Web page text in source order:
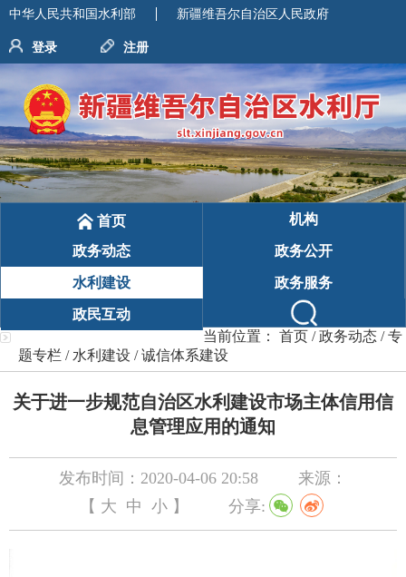
中华人民共和国水利部 新疆维吾尔自治区人民政府
登录 注册
首页 机构
政务动态 政务公开
水利建设 政务服务
政民互动
当前位置： 首页 /政务动态 /专
题专栏 /水利建设 /诚信体系建设
关于进一步规范自治区水利建设市场主体信用信
息管理应用的通知
发布时间：2020-04-06 20:58
来源：
【 大 中 小 】 分享: